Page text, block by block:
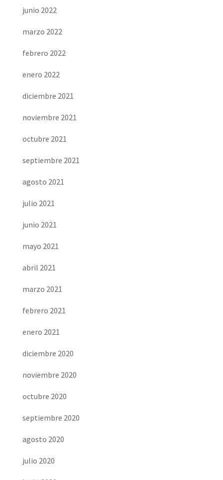
junio 2022
marzo 2022
febrero 2022
enero 2022
diciembre 2021
noviembre 2021
octubre 2021
septiembre 2021
agosto 2021
julio 2021
junio 2021
mayo 2021
abril 2021
marzo 2021
febrero 2021
enero 2021
diciembre 2020
noviembre 2020
octubre 2020
septiembre 2020
agosto 2020
julio 2020